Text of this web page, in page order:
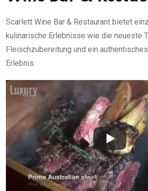
Scarlett Wine Bar & Restaurant bietet
kulinarische Erlebnisse wie die neueste
Fleischzubereitung und ein
Erlebnis.